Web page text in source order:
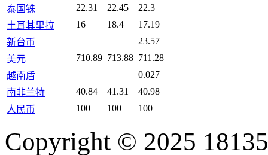
泰国铢
22.31 22.45
22.3
土耳其里拉
16 18.4
17.19
新台币
23.57
美元
710.89 713.88 711.28
越南盾
0.027
南非兰特
40.84 41.31
40.98
人民币
100 100 100
Copyright © 2025